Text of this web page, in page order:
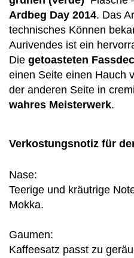
Ardbeg Day 2014. Das
technisches Können
Aurivendes ist ein
Die getoasteten
einen Seite einen Hauch
der anderen Seite in
wahres Meisterwerk.
Verkostungsnotiz für
Nase:
Teerige und kräutrige
Mokka.
Gaumen:
Kaffeesatz passt zu